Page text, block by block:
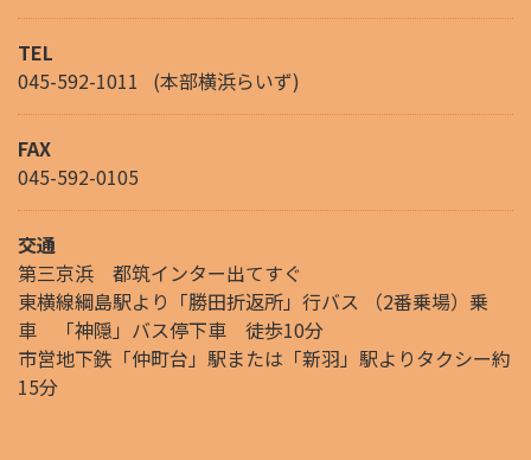
TEL
045-592-1011
(本部横浜らいず)
FAX
045-592-0105
交通
第三京浜 都筑インター出てすぐ
東横線綱島駅より「勝田折返所」行バス （2番乗場）乗
車 「神隠」バス停下車 徒歩10分
市営地下鉄「仲町台」駅または「新羽」駅よりタクシー約
15分